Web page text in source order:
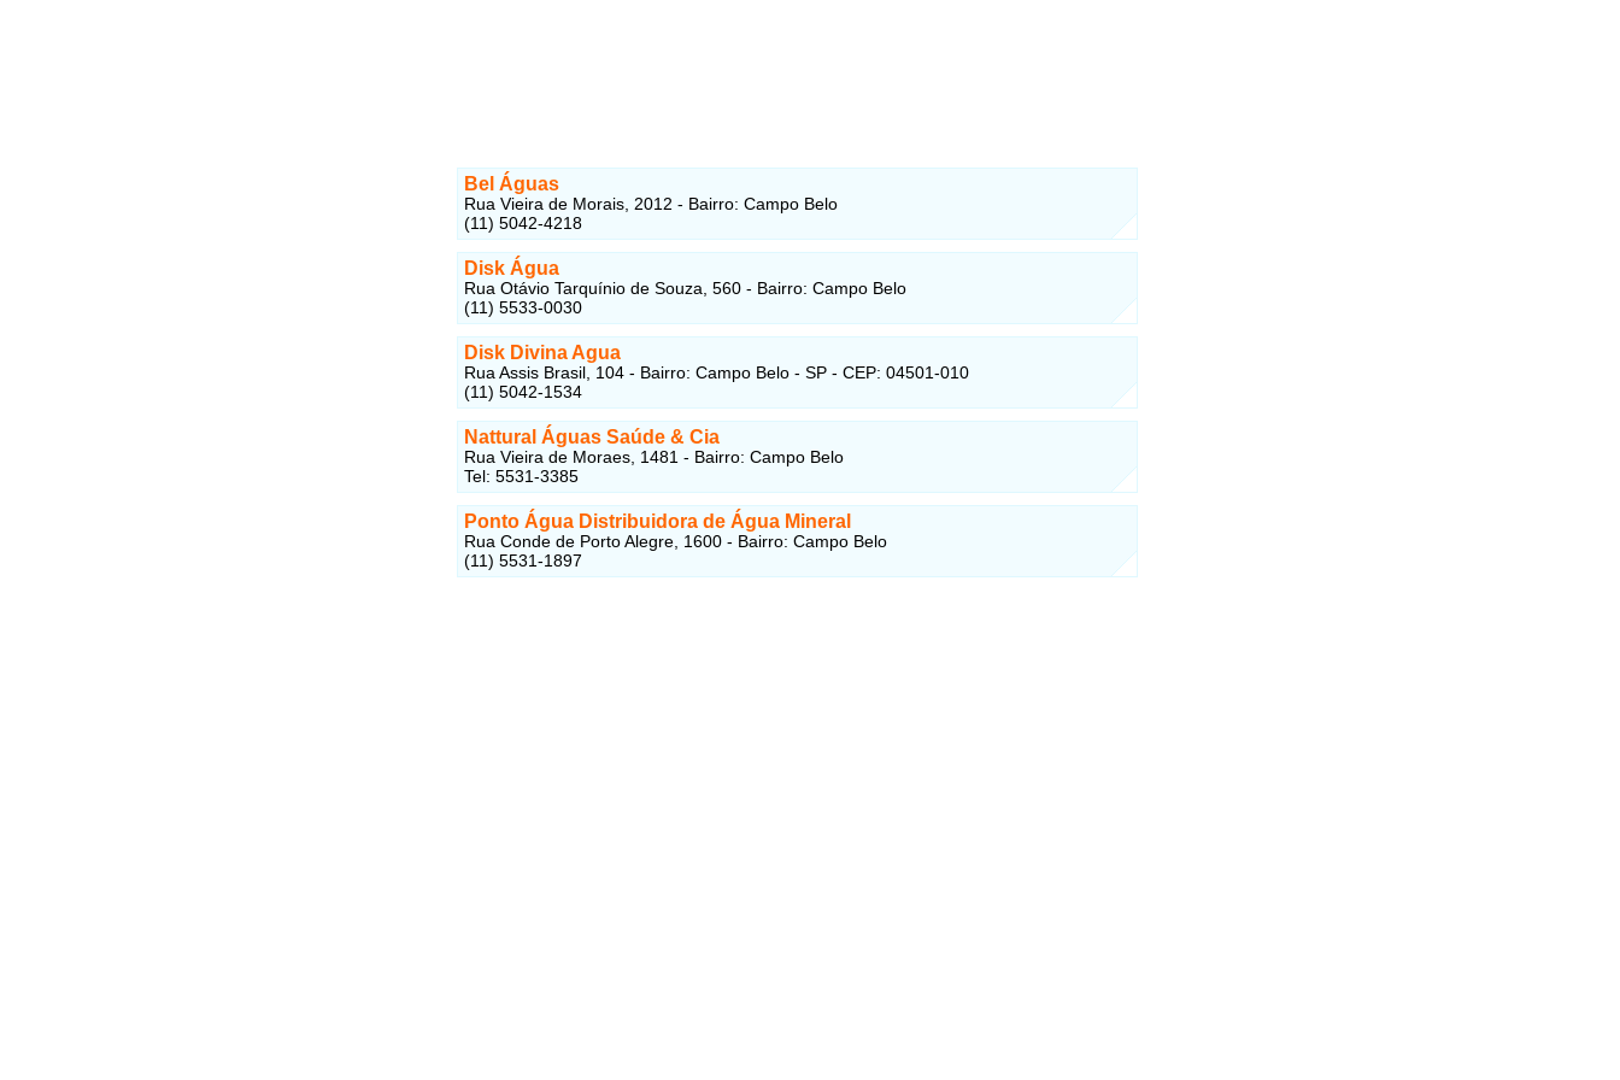
Bel Águas
Rua Vieira de Morais, 2012 - Bairro: Campo Belo
(11) 5042-4218
Disk Água
Rua Otávio Tarquínio de Souza, 560 - Bairro: Campo Belo
(11) 5533-0030
Disk Divina Agua
Rua Assis Brasil, 104 - Bairro: Campo Belo - SP - CEP: 04501-010
(11) 5042-1534
Nattural Águas Saúde & Cia
Rua Vieira de Moraes, 1481 - Bairro: Campo Belo
Tel: 5531-3385
Ponto Água Distribuidora de Água Mineral
Rua Conde de Porto Alegre, 1600 - Bairro: Campo Belo
(11) 5531-1897